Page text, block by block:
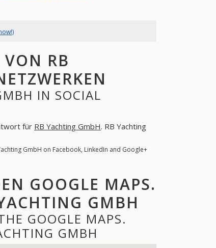
RB
IN SOCIAL
für RB Yachting GmbH. RB Yachting
GmbH on Facebook, LinkedIn and Google+
GOOGLE MAPS.
GMBH
GOOGLE MAPS.
GMBH